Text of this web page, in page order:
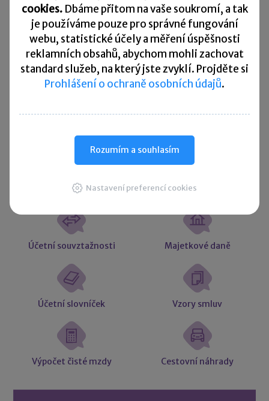
Přehled všech termínů ►
Kurzovní lístek
hodnoty
hodnoty
Užitečné informace
Účetní souvztažnosti Majetkové daně
Účetní slovníček Vzory smluv
Výpočet čisté mzdy Cestovní náhrady
cookies. Dbáme přitom na vaše soukromí, a tak
je používáme pouze pro správné fungování
webu, statistické účely a měření úspěšnosti
reklamních obsahů, abychom mohli zachovat
standard služeb, na který jste zvyklí. Projděte si
Prohlášení o ochraně osobních údajů.
Rozumím a souhlasím
Nastavení preferencí cookies